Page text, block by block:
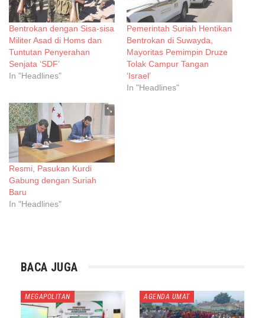
Bentrokan dengan Sisa-sisa
Militer Asad di Homs dan
Tuntutan Penyerahan
Senjata ‘SDF’
In "Headlines"
Pemerintah Suriah Hentikan
Bentrokan di Suwayda,
Mayoritas Pemimpin Druze
Tolak Campur Tangan
‘Israel’
In "Headlines"
Resmi, Pasukan Kurdi
Gabung dengan Suriah
Baru
In "Headlines"
BACA JUGA
MEGAPOLITAN AGENDA UMAT